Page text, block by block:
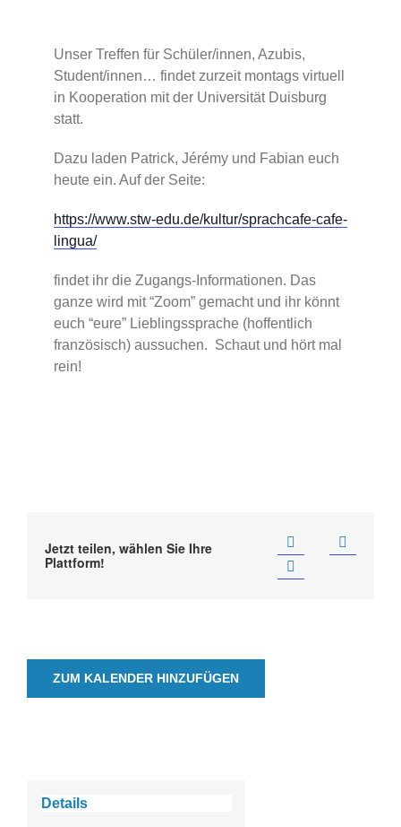
Unser Treffen für Schüler/innen, Azubis,
Student/innen… findet zurzeit montags virtuell
in Kooperation mit der Universität Duisburg
statt.
Dazu laden Patrick, Jérémy und Fabian euch
heute ein. Auf der Seite:
https://www.stw-edu.de/kultur/sprachcafe-cafe-
lingua/
findet ihr die Zugangs-Informationen. Das
ganze wird mit “Zoom” gemacht und ihr könnt
euch “eure” Lieblingssprache (hoffentlich
französisch) aussuchen. Schaut und hört mal
rein!
Jetzt teilen, wählen Sie Ihre
Plattform!
ZUM KALENDER HINZUFÜGEN
Details